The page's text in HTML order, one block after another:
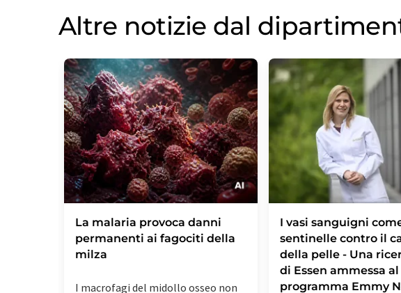
Altre notizie dal
La malaria provoca danni
permanenti ai fagociti della
milza
I macrofagi del midollo osseo non
I vasi sanguigni
sentinelle contro il
della pelle - Una
di Essen ammessa al
programma Emmy